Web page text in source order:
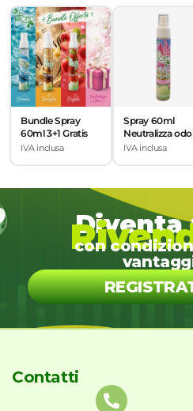
Bundle Spray
60ml 3+1 Gratis
IVA inclusa
Spray 60ml
Neutralizza
IVA inclusa
Diventa
con
Contatti